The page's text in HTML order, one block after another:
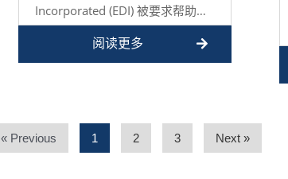
Incorporated (EDI) 被要求帮助对
立式水泵进行轴向载…
阅读更多
« Previous 1 2 3 Next »